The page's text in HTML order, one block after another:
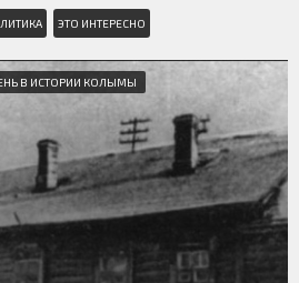
ЭТО ИНТЕРЕСНО
В ИСТОРИИ КОЛЫМЫ